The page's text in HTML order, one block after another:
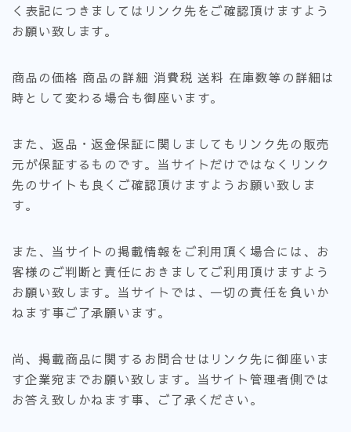
く表記につきましてはリンク先をご確認頂けますよう
お願い致します。
商品の価格 商品の詳細 消費税 送料 在庫数等の詳細は
時として変わる場合も御座います。
また、返品・返金保証に関しましてもリンク先の販売
元が保証するものです。当サイトだけではなくリンク
先のサイトも良くご確認頂けますようお願い致しま
す。
また、当サイトの掲載情報をご利用頂く場合には、お
客様のご判断と責任におきましてご利用頂けますよう
お願い致します。当サイトでは、一切の責任を負いか
ねます事ご了承願います。
尚、掲載商品に関するお問合せはリンク先に御座いま
す企業宛までお願い致します。当サイト管理者側では
お答え致しかねます事、ご了承ください。